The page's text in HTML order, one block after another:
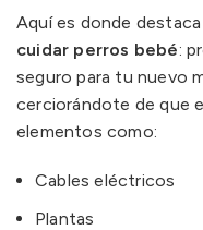
Aquí es donde
cuidar perros bebé:
seguro para tu nuevo
cerciorándote de que
elementos como:
Cables eléctricos
Plantas